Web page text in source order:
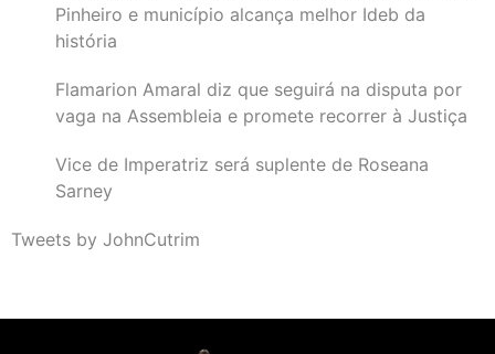
Pinheiro e município alcança melhor Ideb da
história
Flamarion Amaral diz que seguirá na disputa por
vaga na Assembleia e promete recorrer à Justiça
Vice de Imperatriz será suplente de Roseana
Sarney
Tweets by JohnCutrim